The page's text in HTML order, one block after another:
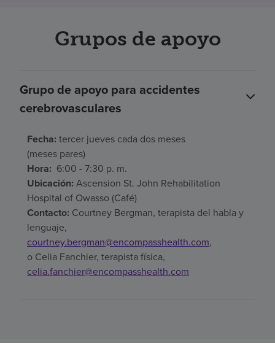
Grupos de apoyo
Grupo de apoyo para accidentes
cerebrovasculares
Fecha: tercer jueves cada dos meses
(meses pares)
Hora: 6:00 - 7:30 p. m.
Ubicación: Ascension St. John Rehabilitation
Hospital of Owasso (Café)
Contacto: Courtney Bergman, terapista del habla y
lenguaje,
courtney.bergman@encompasshealth.com,
o Celia Fanchier, terapista física,
celia.fanchier@encompasshealth.com